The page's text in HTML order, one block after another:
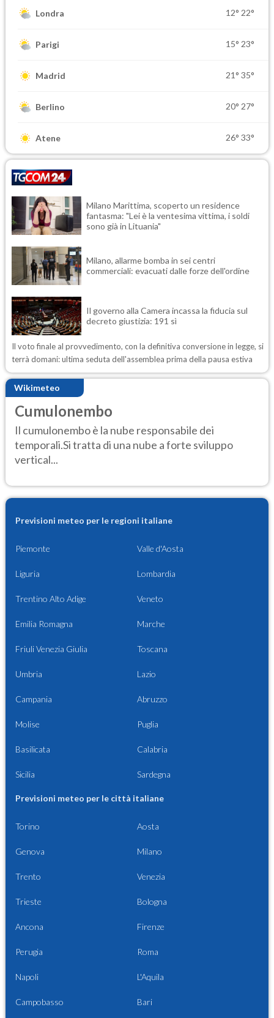
Londra 12° 22°
Parigi 15° 23°
Madrid 21° 35°
Berlino 20° 27°
Atene 26° 33°
Milano Marittima, scoperto un residence
fantasma: "Lei è la ventesima vittima, i soldi
sono già in Lituania"
Milano, allarme bomba in sei centri
commerciali: evacuati dalle forze dell'ordine
Il governo alla Camera incassa la fiducia sul
decreto giustizia: 191 sì
Il voto finale al provvedimento, con la definitiva conversione in legge, si
terrà domani: ultima seduta dell'assemblea prima della pausa estiva
Wikimeteo
Cumulonembo
Il cumulonembo è la nube responsabile dei
temporali.Si tratta di una nube a forte sviluppo
vertical...
Previsioni meteo per le regioni italiane
Piemonte Valle d'Aosta
Liguria Lombardia
Trentino Alto Adige Veneto
Emilia Romagna Marche
Friuli Venezia Giulia Toscana
Umbria Lazio
Campania Abruzzo
Molise Puglia
Basilicata Calabria
Sicilia Sardegna
Previsioni meteo per le città italiane
Torino Aosta
Genova Milano
Trento Venezia
Trieste Bologna
Ancona Firenze
Perugia Roma
Napoli L'Aquila
Campobasso Bari